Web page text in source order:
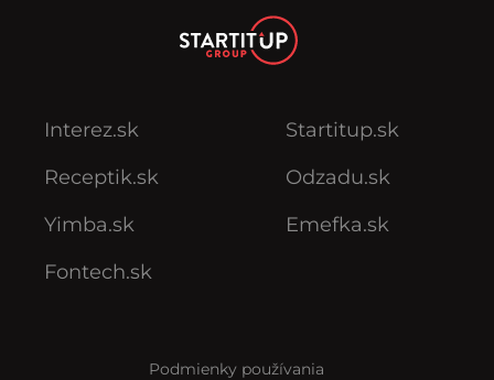
Interez.sk
Receptik.sk
Yimba.sk
Fontech.sk
Startitup.sk
Odzadu.sk
Emefka.sk
Podmienky používania